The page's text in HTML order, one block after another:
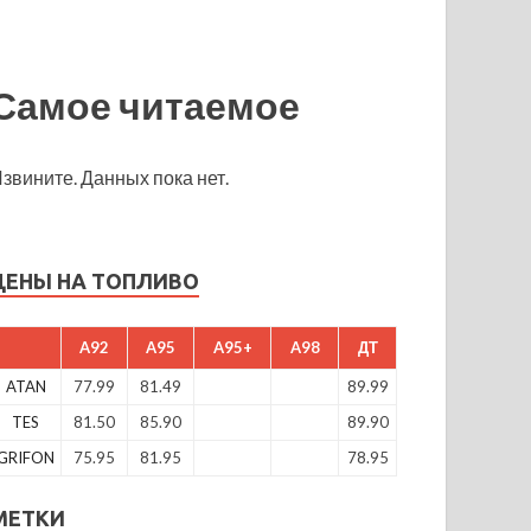
читаемое
Данных пока нет.
НА ТОПЛИВО
A92 A95 A95+ A98 ДТ
ATAN 77.99 81.49
89.99
TES
81.50 85.90
89.90
75.95 81.95 78.95